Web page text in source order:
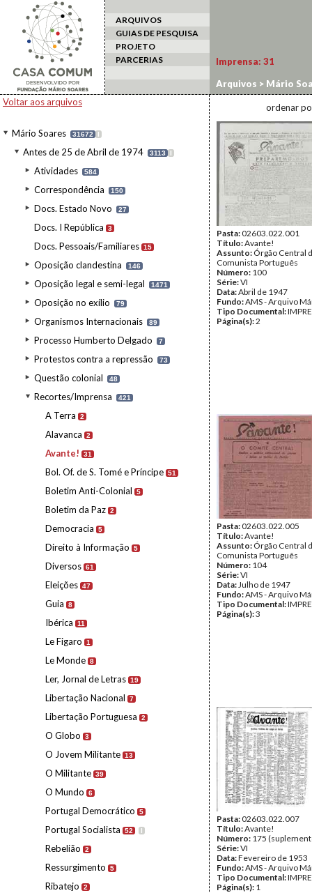
ARQUIVOS
GUIAS DE PESQUISA
PROJETO
PARCERIAS
Voltar aos arquivos
Mário Soares 31672 I
Antes de 25 de Abril de 1974 3113 I
Atividades 584
Correspondência 150
Docs. Estado Novo 27
Docs. I República 3
Docs. Pessoais/Familiares 15
Oposição clandestina 146
Oposição legal e semi-legal 1471
Oposição no exílio 79
Organismos Internacionais 89
Processo Humberto Delgado 7
Protestos contra a repressão 73
Questão colonial 48
Recortes/Imprensa 421
A Terra 2
Alavanca 2
Avante! 31
Bol. Of. de S. Tomé e Príncipe 51
Boletim Anti-Colonial 5
Boletim da Paz 2
Democracia 5
Direito à Informação 5
Diversos 61
Eleições 47
Guia 8
Ibérica 11
Le Figaro 1
Le Monde 8
Ler, Jornal de Letras 19
Libertação Nacional 7
Libertação Portuguesa 2
O Globo 3
O Jovem Militante 13
O Militante 39
O Mundo 6
Portugal Democrático 5
Portugal Socialista 52 I
Rebelião 2
Ressurgimento 5
Ribatejo 2
Imprensa: 31
Arquivos > Mário
ordenar
Pasta:02603.022.001
Título:Avante!
Assunto: Órgão Central
Comunista Português
Número: 100
Série:VI
Data:Abril de 1947
Fundo:AMS - Arquivo
Tipo Documental:
Página(s):2
Pasta:02603.022.005
Título:Avante!
Assunto: Órgão Central
Comunista Português
Número: 104
Série:VI
Data:Julho de 1947
Fundo:AMS - Arquivo
Tipo Documental:
Página(s):3
Pasta:02603.022.007
Título:Avante!
Número: 175
Série:VI
Data:Fevereiro de 1953
Fundo:AMS - Arquivo
Tipo Documental:
Página(s): 1